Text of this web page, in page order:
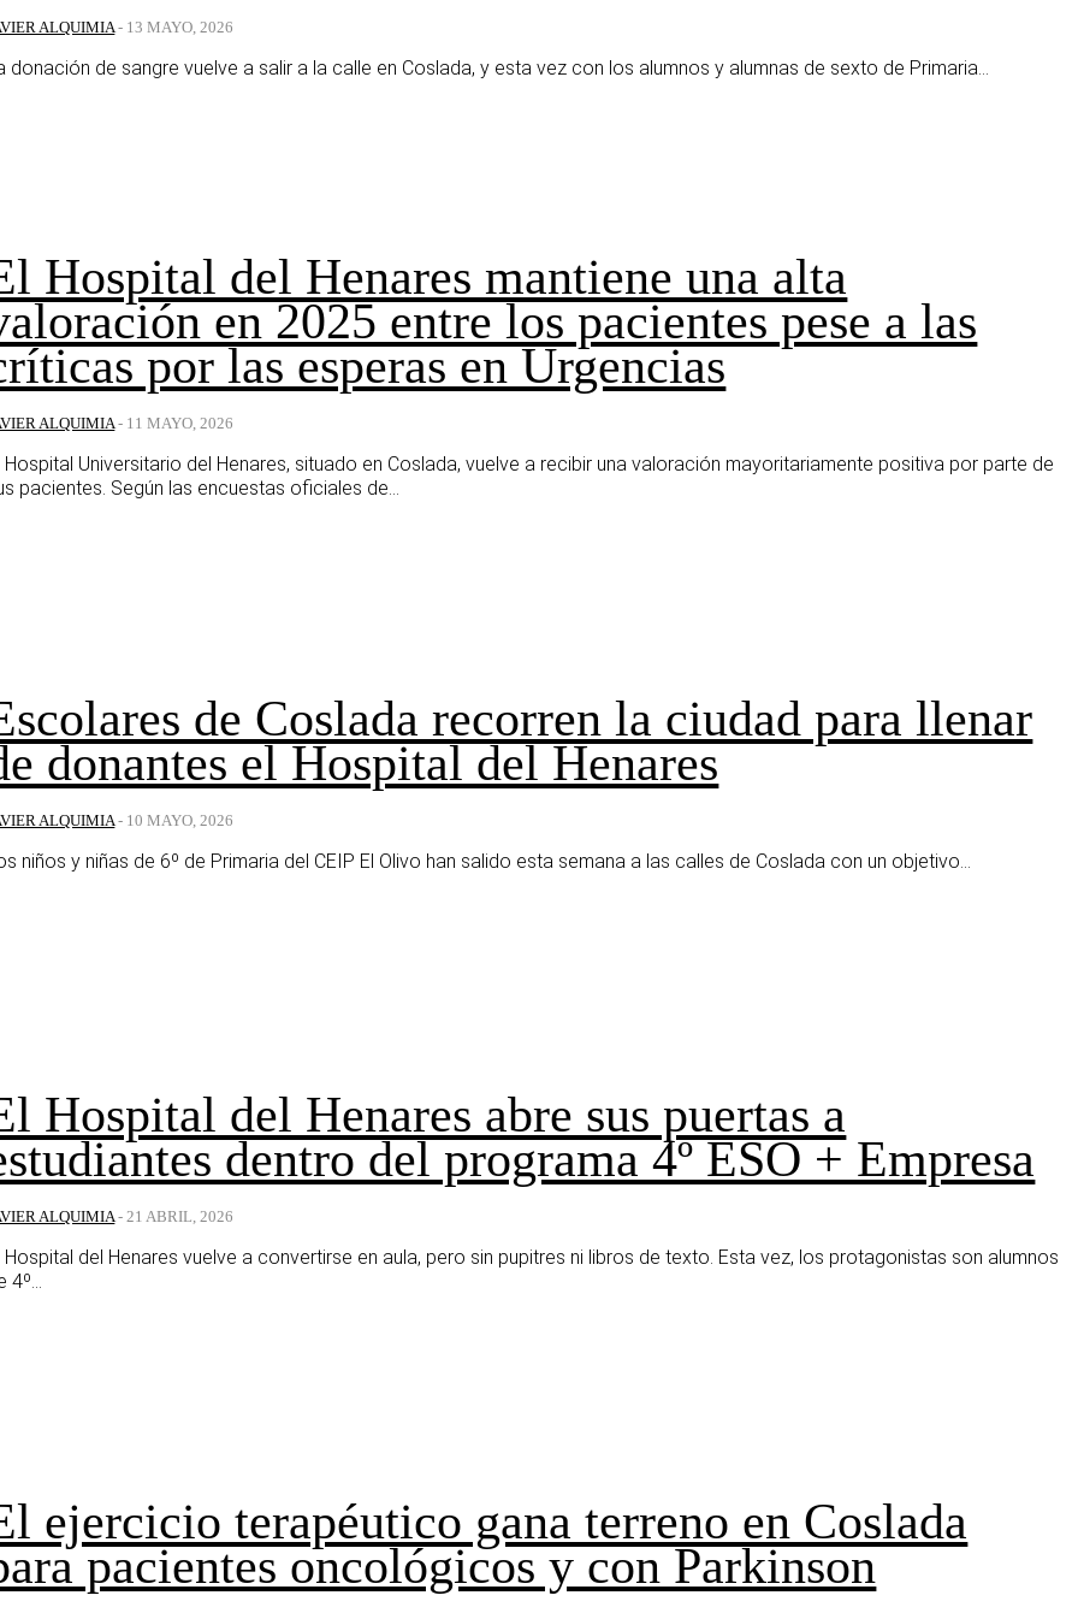
ALQUIMIA- 13 MAYO, 2026
donación de sangre vuelve a salir a la calle en Coslada, y esta vez con los alumnos y alumnas de sexto de Primaria...
Hospital del Henares mantiene una alta
en 2025 entre los pacientes pese a las
por las esperas en Urgencias
ALQUIMIA - 11 MAYO, 2026
Hospital Universitario del Henares, situado en Coslada, vuelve a recibir una valoración mayoritariamente positiva por parte de
pacientes. Según las encuestas oficiales de...
de Coslada recorren la ciudad para llenar
donantes el Hospital del Henares
ALQUIMIA - 10 MAYO, 2026
niños y niñas de 6º de Primaria del CEIP El Olivo han salido esta semana a las calles de Coslada con un objetivo...
Hospital del Henares abre sus puertas a
dentro del programa 4º ESO + Empresa
ALQUIMIA - 21 ABRIL, 2026
Hospital del Henares vuelve a convertirse en aula, pero sin pupitres ni libros de texto. Esta vez, los protagonistas son alumnos
4º...
ejercicio terapéutico gana terreno en Coslada
pacientes oncológicos y con Parkinson